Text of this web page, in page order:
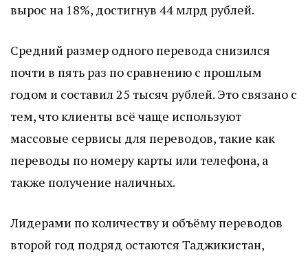
вырос на 18%, достигнув 44 млрд рублей.
Средний размер одного перевода снизился
почти в пять раз по сравнению с прошлым
годом и составил 25 тысяч рублей. Это связано с
тем, что клиенты всё чаще используют
массовые сервисы для переводов, такие как
переводы по номеру карты или телефона, а
также получение наличных.
Лидерами по количеству и объёму переводов
второй год подряд остаются Таджикистан,